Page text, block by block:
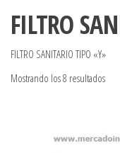
FILTRO
FILTRO SANITARIO TIPO «Y»
Mostrando los 8 resultados
a